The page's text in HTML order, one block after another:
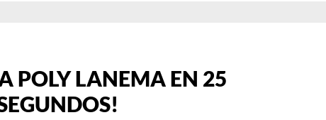
POLY LANEMA EN 25